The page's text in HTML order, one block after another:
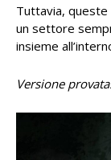
Tuttavia,
un settore
insieme
Versione